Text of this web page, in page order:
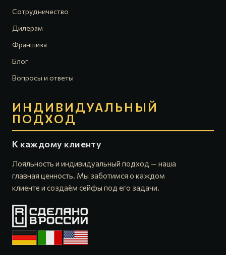
Сотрудничество
Дилерам
Франшиза
Блог
Вопросы и ответы
ИНДИВИДУАЛЬНЫЙ
ПОДХОД
К каждому клиенту
Лояльность и индивидуальный подход — наша
главная ценность. Мы заботимся о каждом
клиенте и создаём сейфы под его задачи.